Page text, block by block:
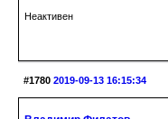
Неактивен
#1780 2019-09-13 16:15:34